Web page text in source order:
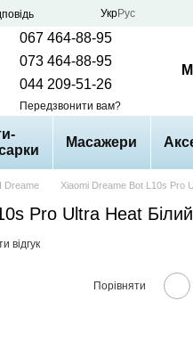
УкрРус
067 464-88-95
073 464-88-95
044 209-51-26
Передзвонити вам?
Масажери
Dreame Xiaomi Dreame Bot L10s Pro
Pro Ultra Heat Білий
відгук
Порівняти